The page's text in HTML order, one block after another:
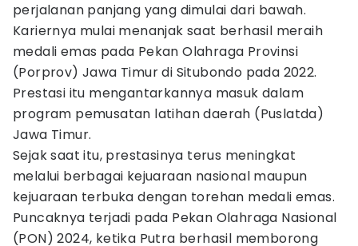
perjalanan panjang yang dimulai dari bawah.
Kariernya mulai menanjak saat berhasil meraih
medali emas pada Pekan Olahraga Provinsi
(Porprov) Jawa Timur di Situbondo pada 2022.
Prestasi itu mengantarkannya masuk dalam
program pemusatan latihan daerah (Puslatda)
Jawa Timur.
Sejak saat itu, prestasinya terus meningkat
melalui berbagai kejuaraan nasional maupun
kejuaraan terbuka dengan torehan medali emas.
Puncaknya terjadi pada Pekan Olahraga Nasional
(PON) 2024, ketika Putra berhasil memborong